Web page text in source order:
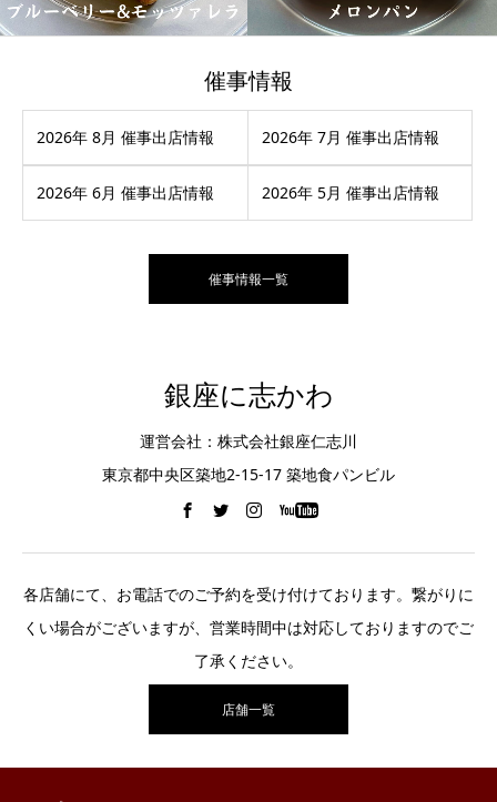
催事情報
2026年 8月 催事出店情報 2026年 7月 催事出店情報
2026年 6月 催事出店情報 2026年 5月 催事出店情報
催事情報一覧
銀座に志かわ
運営会社：株式会社銀座仁志川
東京都中央区築地2-15-17 築地食パンビル
各店舗にて、お電話でのご予約を受け付けております。繋がりに
くい場合がございますが、営業時間中は対応しておりますのでご
了承ください。
店舗一覧